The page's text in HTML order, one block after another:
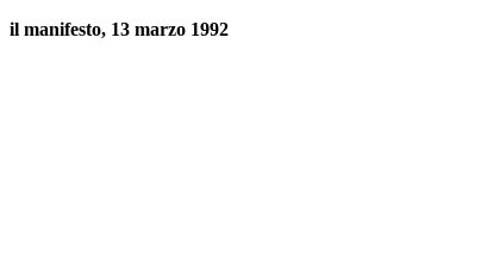
il manifesto, 13 marzo 1992